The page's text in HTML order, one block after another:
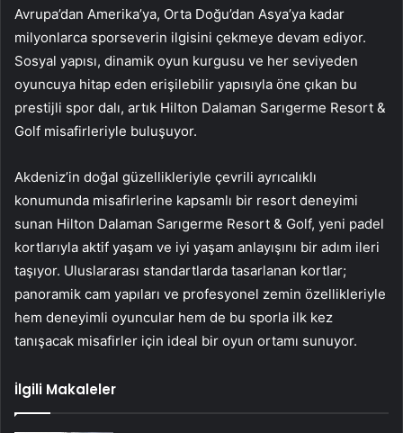
Avrupa’dan Amerika’ya, Orta Doğu’dan Asya’ya kadar
milyonlarca sporseverin ilgisini çekmeye devam ediyor.
Sosyal yapısı, dinamik oyun kurgusu ve her seviyeden
oyuncuya hitap eden erişilebilir yapısıyla öne çıkan bu
prestijli spor dalı, artık Hilton Dalaman Sarıgerme Resort &
Golf misafirleriyle buluşuyor.
Akdeniz’in doğal güzellikleriyle çevrili ayrıcalıklı
konumunda misafirlerine kapsamlı bir resort deneyimi
sunan Hilton Dalaman Sarıgerme Resort & Golf, yeni padel
kortlarıyla aktif yaşam ve iyi yaşam anlayışını bir adım ileri
taşıyor. Uluslararası standartlarda tasarlanan kortlar;
panoramik cam yapıları ve profesyonel zemin özellikleriyle
hem deneyimli oyuncular hem de bu sporla ilk kez
tanışacak misafirler için ideal bir oyun ortamı sunuyor.
İlgili Makaleler